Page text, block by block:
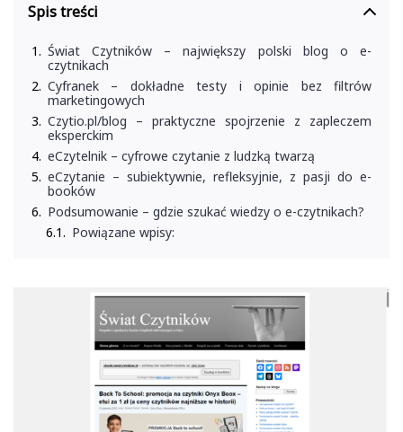
Spis treści
Świat Czytników – największy polski blog o e-
czytnikach
Cyfranek – dokładne testy i opinie bez filtrów
marketingowych
Czytio.pl/blog – praktyczne spojrzenie z zapleczem
eksperckim
eCzytelnik – cyfrowe czytanie z ludzką twarzą
eCzytanie – subiektywnie, refleksyjnie, z pasji do e-
booków
Podsumowanie – gdzie szukać wiedzy o e-czytnikach?
Powiązane wpisy: